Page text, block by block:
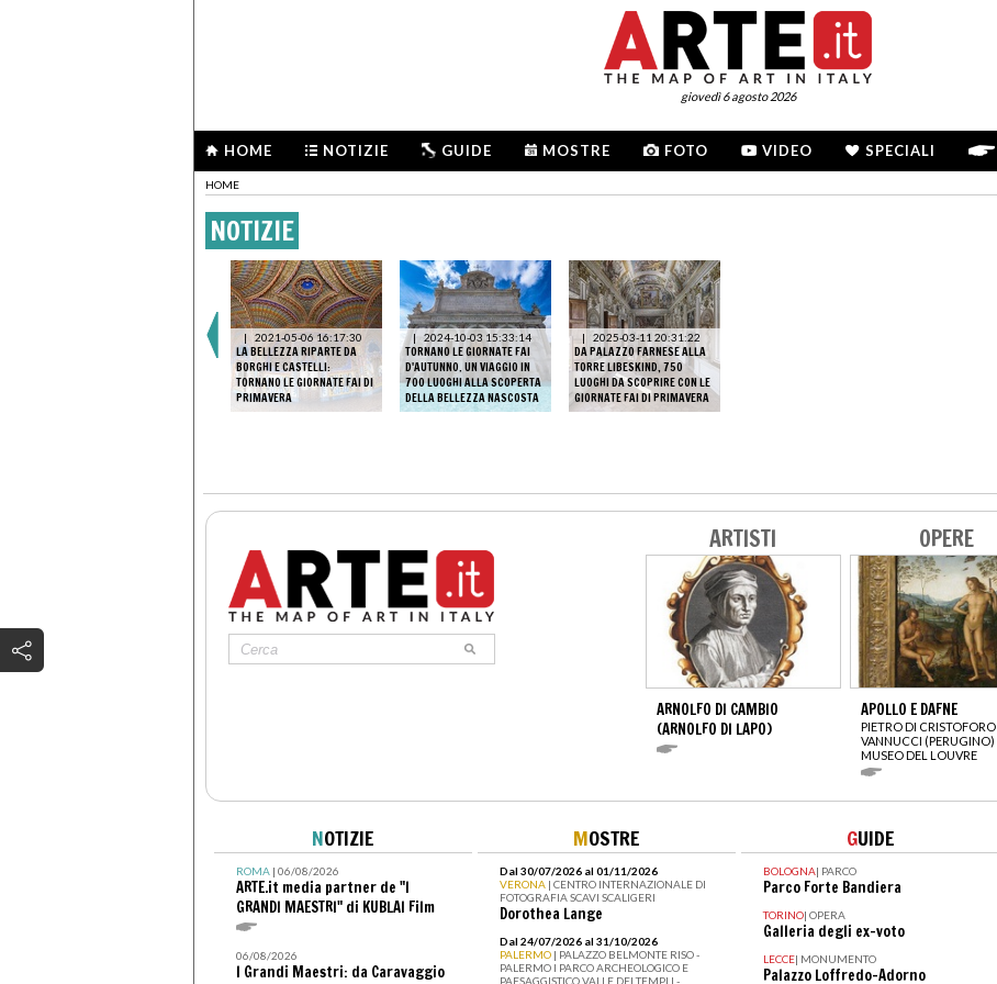
giovedì 6 agosto 2026
HOME NOTIZIE GUIDE MOSTRE FOTO VIDEO SPECIALI
HOME
NOTIZIE
| 2021-05-06 16:17:30
LA BELLEZZA RIPARTE DA
BORGHI E CASTELLI:
TORNANO LE GIORNATE FAI DI
PRIMAVERA
| 2024-10-03 15:33:14
TORNANO LE GIORNATE FAI
D'AUTUNNO. UN VIAGGIO IN
700 LUOGHI ALLA SCOPERTA
DELLA BELLEZZA NASCOSTA
| 2025-03-11 20:31:22
DA PALAZZO FARNESE ALLA
TORRE LIBESKIND, 750
LUOGHI DA SCOPRIRE CON LE
GIORNATE FAI DI PRIMAVERA
ARTISTI
ARNOLFO DI CAMBIO
(ARNOLFO DI LAPO)
OPERE
APOLLO E DAFNE
PIETRO DI CRISTOFORO
VANNUCCI (PERUGINO)
MUSEO DEL LOUVRE
NOTIZIE
ROMA| 06/08/2026
ARTE.it media partner de "I
GRANDI MAESTRI" di KUBLAI Film
06/08/2026
I Grandi Maestri: da Caravaggio
MOSTRE
Dal 30/07/2026 al 01/11/2026
VERONA | CENTRO INTERNAZIONALE DI
FOTOGRAFIA SCAVI SCALIGERI
Dorothea Lange
Dal 24/07/2026 al 31/10/2026
PALERMO | PALAZZO BELMONTE RISO -
PALERMO I PARCO ARCHEOLOGICO E
PAESAGGISTICO VALLE DEI TEMPLI -
GUIDE
BOLOGNA| PARCO
Parco Forte Bandiera
TORINO| OPERA
Galleria degli ex-voto
LECCE| MONUMENTO
Palazzo Loffredo-Adorno